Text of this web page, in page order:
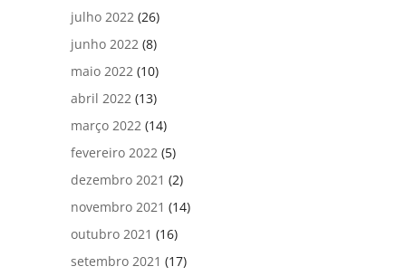
julho 2022 (26)
junho 2022 (8)
maio 2022 (10)
abril 2022 (13)
março 2022 (14)
fevereiro 2022 (5)
dezembro 2021 (2)
novembro 2021 (14)
outubro 2021 (16)
setembro 2021 (17)